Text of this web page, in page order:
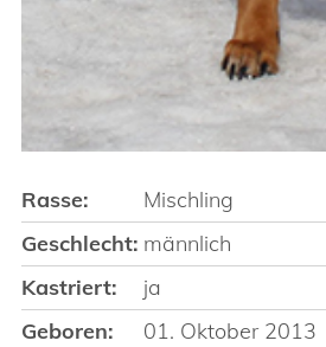
Rasse:
Mischling
Geschlecht: männlich
Kastriert:
ja
Geboren:
01. Oktober 2013